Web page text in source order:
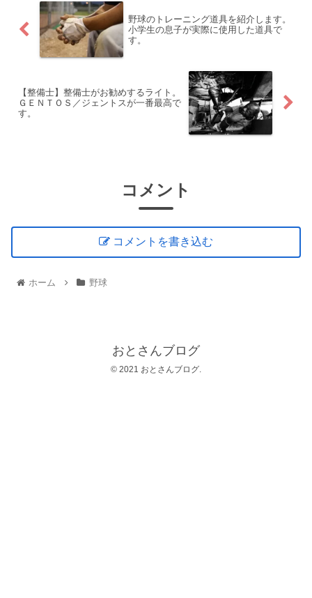
野球のトレーニング道具を紹介します。
小学生の息子が実際に使用した道具で
す。
【整備士】整備士がお勧めするライト。
ＧＥＮＴＯＳ／ジェントスが一番最高で
す。
コメント
コメントを書き込む
ホーム 野球
おとさんブログ
© 2021 おとさんブログ.